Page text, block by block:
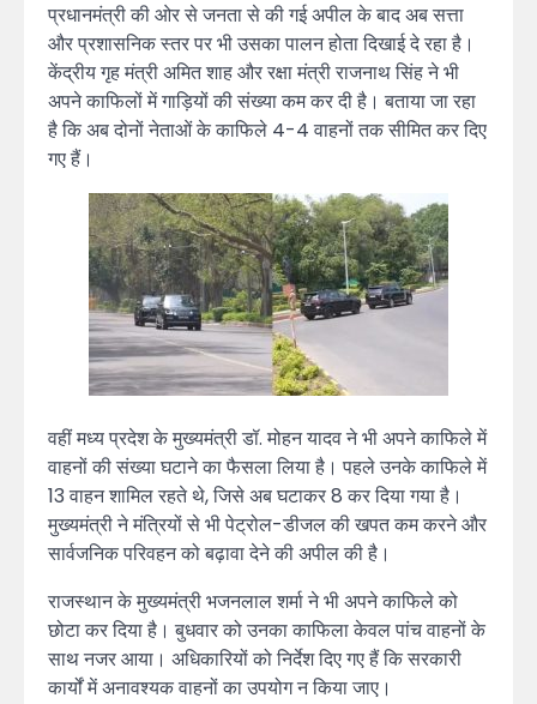
प्रधानमंत्री की ओर से जनता से की गई अपील के बाद अब सत्ता
और प्रशासनिक स्तर पर भी उसका पालन होता दिखाई दे रहा है।
केंद्रीय गृह मंत्री अमित शाह और रक्षा मंत्री राजनाथ सिंह ने भी
अपने काफिलों में गाड़ियों की संख्या कम कर दी है। बताया जा रहा
है कि अब दोनों नेताओं के काफिले 4-4 वाहनों तक सीमित कर दिए
गए हैं।
वहीं मध्य प्रदेश के मुख्यमंत्री डॉ. मोहन यादव ने भी अपने काफिले में
वाहनों की संख्या घटाने का फैसला लिया है। पहले उनके काफिले में
13 वाहन शामिल रहते थे, जिसे अब घटाकर 8 कर दिया गया है।
मुख्यमंत्री ने मंत्रियों से भी पेट्रोल-डीजल की खपत कम करने और
सार्वजनिक परिवहन को बढ़ावा देने की अपील की है।
राजस्थान के मुख्यमंत्री भजनलाल शर्मा ने भी अपने काफिले को
छोटा कर दिया है। बुधवार को उनका काफिला केवल पांच वाहनों के
साथ नजर आया। अधिकारियों को निर्देश दिए गए हैं कि सरकारी
कार्यों में अनावश्यक वाहनों का उपयोग न किया जाए।